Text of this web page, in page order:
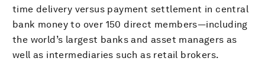
time delivery versus payment settlement in central
bank money to over 150 direct members—including
the world’s largest banks and asset managers as
well as intermediaries such as retail brokers.